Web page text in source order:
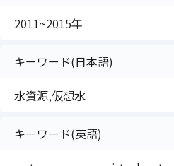
2011~2015年
キーワード(日本語)
水資源,仮想水
キーワード(英語)